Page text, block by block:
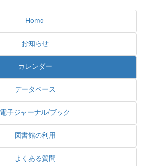
Home
お知らせ
カレンダー
データベース
電子ジャーナル/ブック
図書館の利用
よくある質問